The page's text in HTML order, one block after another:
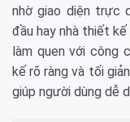
nhờ giao diện trực
đầu hay nhà thiết
làm quen với công
kế rõ ràng và tối
giúp người dùng dễ